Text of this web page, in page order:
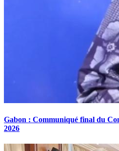
Gabon : Communiqué final du
2026